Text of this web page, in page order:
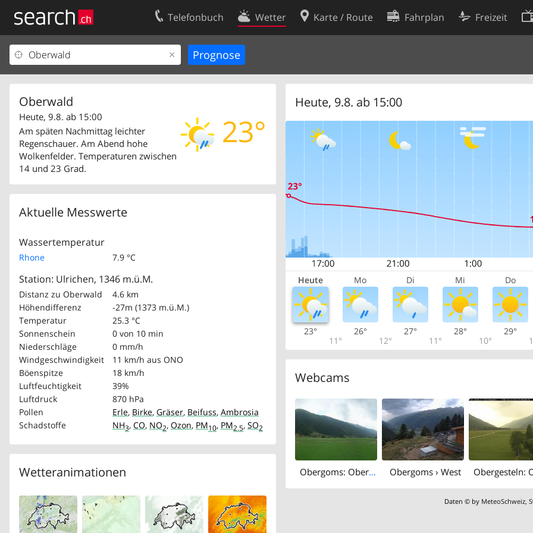
Telefonbuch Wetter Karte / Route Fahrplan Freizeit
Oberwald
23°
Heute, 9.8. ab 15:00
Am späten Nachmittag leichter
Regenschauer. Am Abend hohe
Wolkenfelder. Temperaturen zwischen
14 und 23 Grad.
Aktuelle Messwerte
Wassertemperatur
Rhone 7.9 °C
Station: Ulrichen, 1346 m.ü.M.
Distanz zu Oberwald
4.6 km
Höhendifferenz
-27m (1373 m.ü.M.)
Temperatur
25.3 °C
Sonnenschein
0 von 10 min
Niederschläge
0 mm/h
Windgeschwindigkeit
11 km/h aus ONO
Böenspitze
18 km/h
Luftfeuchtigkeit
39%
Luftdruck
870 hPa
Pollen
Erle, Birke, Gräser, Beifuss, Ambrosia
Schadstoffe
NH3, CO, NO2, Ozon, PM10, PM2.5, SO2
Wetteranimationen
Heute, 9.8. ab 15:00
Heute Mo Di Mi Do
23°
11°
26°
12°
27°
11°
28°
10°
29°
Webcams
Obergoms: Oberwald Obergoms › West
Daten © by MeteoSchweiz,
Ihr Eintrag
Kundencenter Geschäftskunden
Impressum
Kontakt
Nutzungsbedingungen
Cookie-Einstellungen